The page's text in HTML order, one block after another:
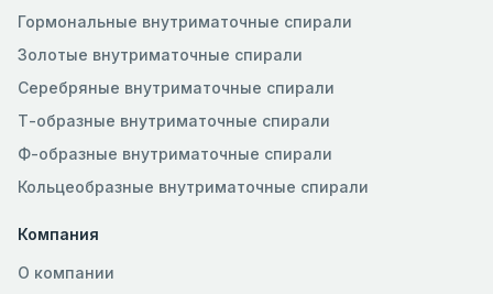
Гормональные внутриматочные спирали
Золотые внутриматочные спирали
Серебряные внутриматочные спирали
Т-образные внутриматочные спирали
Ф-образные внутриматочные спирали
Кольцеобразные внутриматочные спирали
Компания
О компании